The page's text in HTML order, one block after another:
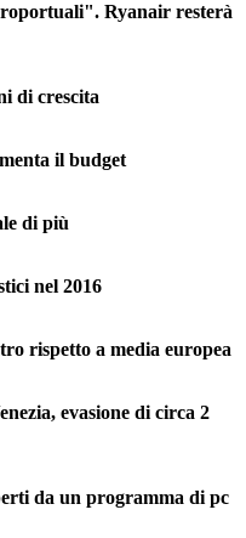
Ryanair resterà
di crescita
il budget
di più
nel 2016
rispetto a media europea
evasione di circa 2
da un programma di pc